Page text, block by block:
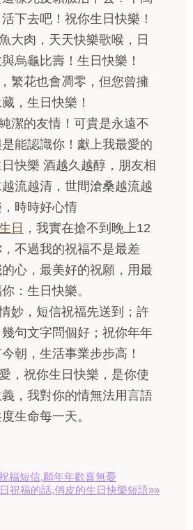
下去吧！祝你生日快樂！
大肉，天天快樂歌喉，日
烏龜比壽！生日快樂！
繁花也會凋零，但您曾擁
，生日快樂！
潔的友情！可貴是永遠不
能認識你！獻上我最愛的
快樂 酒越久越醇，朋友相
流越清，世間滄桑越流越
時時好心情
日 ，我實在搶不到晚上12
不過我的祝福不是最差
心，最美好的祝願，用最
：生日快樂。
妙，短信祝福先送到；許
句文字問個好；祝你年年
朝，生活事業步步高！
，祝你生日快樂，是你使
，我對你的情無法用言語
生命每一天。
福短信,願年年歡喜無憂
祝福的話,俏皮的生日快樂短語»»